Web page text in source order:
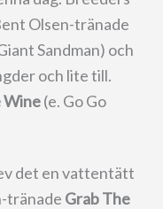
Olsen-tränade
Sandman) och
och lite till.
Wine(e. Go Go
det en vattentätt
tränade Grab The